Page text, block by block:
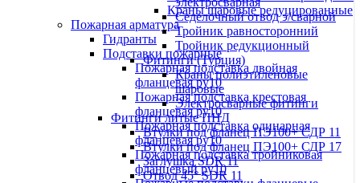
Краны шаровые редуцированные
Пожарная арматура
Гидранты
Подставки пожарные
Пожарная подставка двойная
фланцевая ру10
Пожарная подставка крестовая
фланцевая ру10
Пожарная подставка одинарная
фланцевая ру10
Пожарная подставка тройниковая
фланцевый ру10
Седелочный отвод э/сварной
Тройник равносторонний
Тройник редукционный
Фитинги (Турция)
Краны полиэтиленовые
шаровые
Электросварные фитинги
Фитинги литые ПНД
Втулки под фланец ПЭ100+ СДР 11
Втулки под фланец ПЭ100+ СДР 17
Заглушка SDR 11
Отвод 45° SDR 11